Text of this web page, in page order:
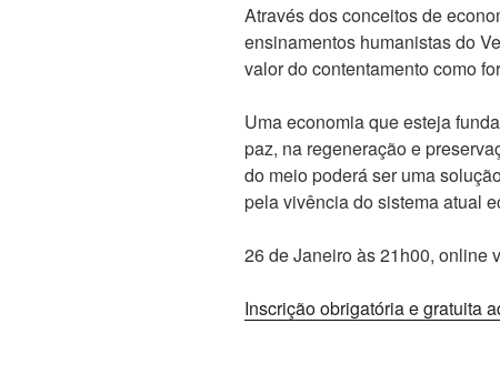
Através dos conceitos de
ensinamentos humanistas do
valor do contentamento como
Uma economia que esteja
paz, na regeneração e
do meio poderá ser uma
pela vivência do sistema atual
26 de Janeiro às 21h00, online
Inscrição obrigatória e gratuita